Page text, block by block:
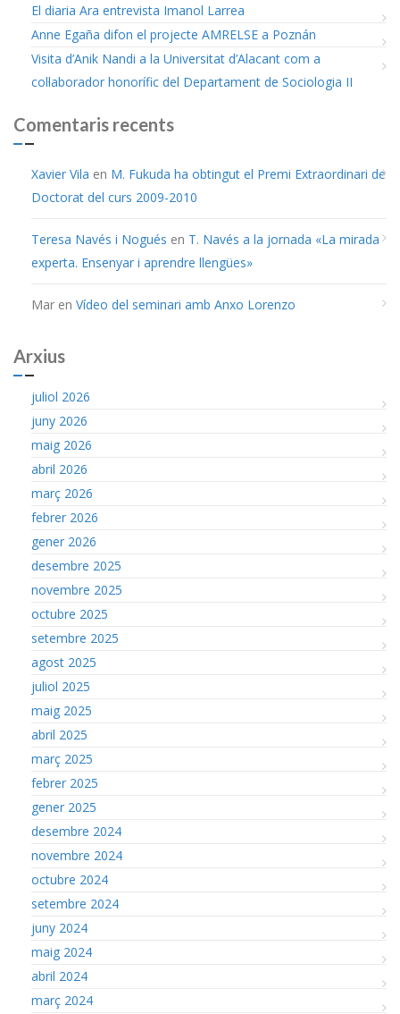
El diaria Ara entrevista Imanol Larrea
Anne Egaña difon el projecte AMRELSE a Poznán
Visita d’Anik Nandi a la Universitat d’Alacant com a
col·laborador honorífic del Departament de Sociologia II
Comentaris recents
Xavier Vila en M. Fukuda ha obtingut el Premi Extraordinari de
Doctorat del curs 2009-2010
Teresa Navés i Nogués en T. Navés a la jornada «La mirada
experta. Ensenyar i aprendre llengües»
Mar en Vídeo del seminari amb Anxo Lorenzo
Arxius
juliol 2026
juny 2026
maig 2026
abril 2026
març 2026
febrer 2026
gener 2026
desembre 2025
novembre 2025
octubre 2025
setembre 2025
agost 2025
juliol 2025
maig 2025
abril 2025
març 2025
febrer 2025
gener 2025
desembre 2024
novembre 2024
octubre 2024
setembre 2024
juny 2024
maig 2024
abril 2024
març 2024